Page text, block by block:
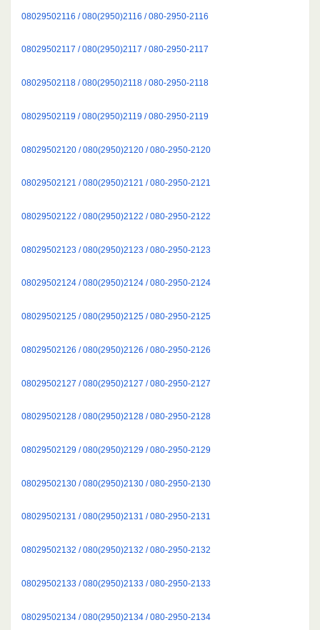
08029502116 / 080(2950)2116 / 080-2950-2116
08029502117 / 080(2950)2117 / 080-2950-2117
08029502118 / 080(2950)2118 / 080-2950-2118
08029502119 / 080(2950)2119 / 080-2950-2119
08029502120 / 080(2950)2120 / 080-2950-2120
08029502121 / 080(2950)2121 / 080-2950-2121
08029502122 / 080(2950)2122 / 080-2950-2122
08029502123 / 080(2950)2123 / 080-2950-2123
08029502124 / 080(2950)2124 / 080-2950-2124
08029502125 / 080(2950)2125 / 080-2950-2125
08029502126 / 080(2950)2126 / 080-2950-2126
08029502127 / 080(2950)2127 / 080-2950-2127
08029502128 / 080(2950)2128 / 080-2950-2128
08029502129 / 080(2950)2129 / 080-2950-2129
08029502130 / 080(2950)2130 / 080-2950-2130
08029502131 / 080(2950)2131 / 080-2950-2131
08029502132 / 080(2950)2132 / 080-2950-2132
08029502133 / 080(2950)2133 / 080-2950-2133
08029502134 / 080(2950)2134 / 080-2950-2134